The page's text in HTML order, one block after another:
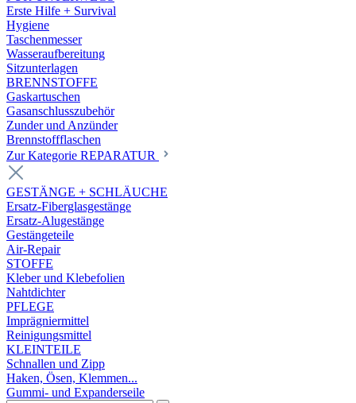
Erste Hilfe + Survival
Hygiene
Taschenmesser
Wasseraufbereitung
Sitzunterlagen
BRENNSTOFFE
Gaskartuschen
Gasanschlusszubehör
Zunder und Anzünder
Brennstoffflaschen
Zur Kategorie REPARATUR
GESTÄNGE + SCHLÄUCHE
Ersatz-Fiberglasgestänge
Ersatz-Alugestänge
Gestängeteile
Air-Repair
STOFFE
Kleber und Klebefolien
Nahtdichter
PFLEGE
Imprägniermittel
Reinigungsmittel
KLEINTEILE
Schnallen und Zipp
Haken, Ösen, Klemmen...
Gummi- und Expanderseile